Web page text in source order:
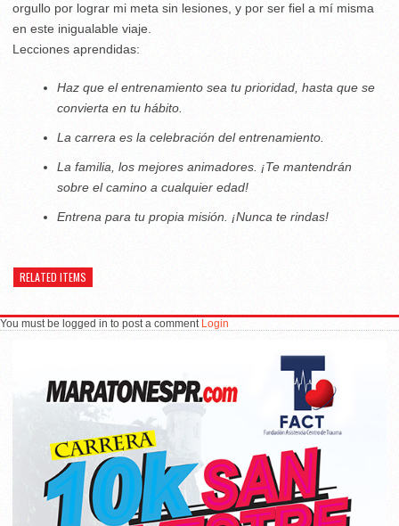
orgullo por lograr mi meta sin lesiones, y por ser fiel a mí misma
en este inigualable viaje.
Lecciones aprendidas:
Haz que el entrenamiento sea tu prioridad, hasta que se
convierta en tu hábito.
La carrera es la celebración del entrenamiento.
La familia, los mejores animadores. ¡Te mantendrán
sobre el camino a cualquier edad!
Entrena para tu propia misión. ¡Nunca te rindas!
RELATED ITEMS
You must be logged in to post a comment Login